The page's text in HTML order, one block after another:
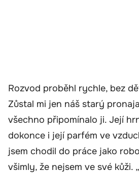
Rozvod proběhl rychle, bez
Zůstal mi jen náš starý
všechno připomínalo ji. Její
dokonce i její parfém ve
jsem chodil do práce jako
všimly, že nejsem ve své kůži.